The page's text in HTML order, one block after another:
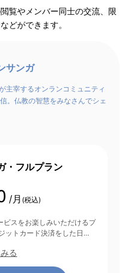
覧やメンバー同士の交流、限
どができます。
サンガ
主宰するオンランコミュニティ
。仏教の智慧をみなさんでシェ
・フルプラン
/月 (税込)
ビスをお楽しみいただけるプ
る